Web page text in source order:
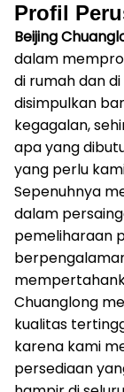
Profil
Beijing
dalam
di rumah dan
disimpulkan
kegagalan,
apa yang
yang perlu
Sepenuhnya
dalam
pemeliharaan
Chuanglong
kualitas
karena kami
persediaan